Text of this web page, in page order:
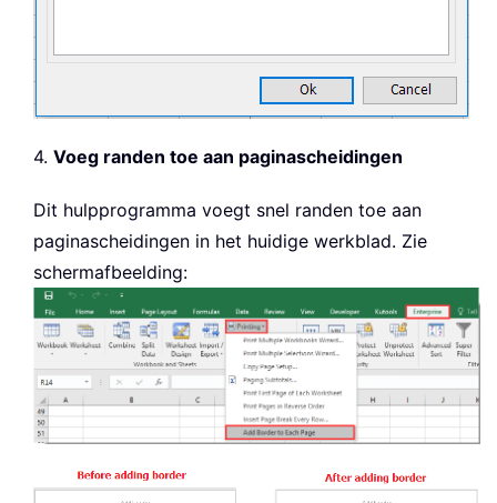
4. Voeg randen toe aan paginascheidingen
Dit hulpprogramma voegt snel randen toe aan
paginascheidingen in het huidige werkblad. Zie
schermafbeelding: